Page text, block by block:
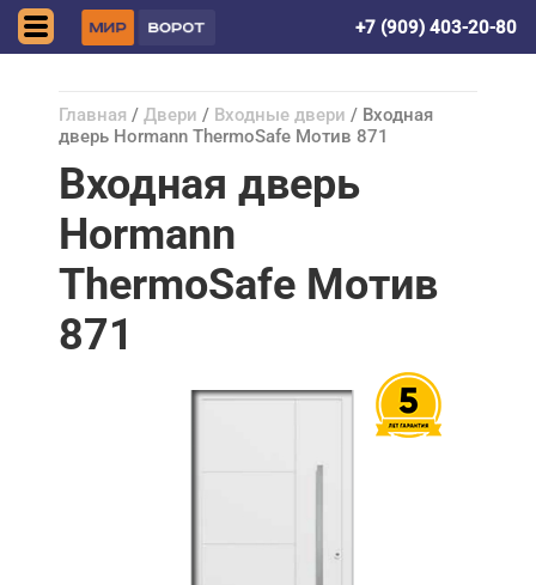
+7 (909) 403-20-80
Главная / Двери / Входные двери / Входная
дверь Hormann ThermoSafe Мотив 871
Входная дверь
Hormann
ThermoSafe Мотив
871